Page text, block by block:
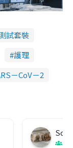
試套裝
護理
－CoV－2
Soul